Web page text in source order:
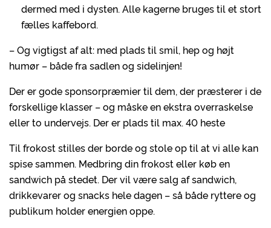
dermed med i dysten. Alle kagerne bruges til et stort
fælles kaffebord.
– Og vigtigst af alt: med plads til smil, hep og højt
humør – både fra sadlen og sidelinjen!
Der er gode sponsorpræmier til dem, der præsterer i de
forskellige klasser – og måske en ekstra overraskelse
eller to undervejs. Der er plads til max. 40 heste
Til frokost stilles der borde og stole op til at vi alle kan
spise sammen. Medbring din frokost eller køb en
sandwich på stedet. Der vil være salg af sandwich,
drikkevarer og snacks hele dagen – så både ryttere og
publikum holder energien oppe.